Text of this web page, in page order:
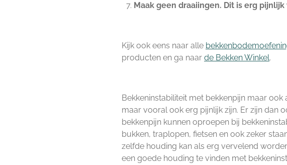
Maak geen draaiingen. Dit is erg
Kijk ook eens naar alle
producten en ga naar de Bekken Winkel.
Bekkeninstabiliteit met bekkenpijn maar
maar vooral ook erg pijnlijk zijn. Er zijn dan
bekkenpijn kunnen oproepen bij
bukken, traplopen, fietsen en ook zeker
zelfde houding kan als erg vervelend
een goede houding te vinden met